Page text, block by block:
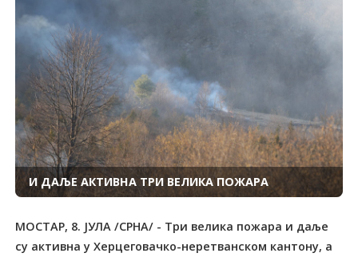
И ДАЉЕ АКТИВНА ТРИ ВЕЛИКА ПОЖАРА
МОСТАР, 8. ЈУЛА /СРНА/ - Три велика пожара и даље
су активна у Херцеговачко-неретванском кантону, а